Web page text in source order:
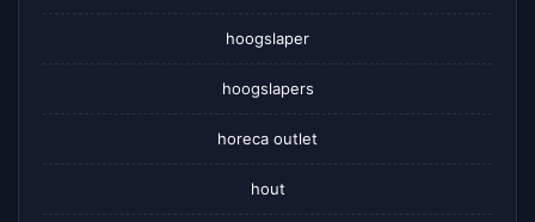
hoogslaper
hoogslapers
horeca outlet
hout